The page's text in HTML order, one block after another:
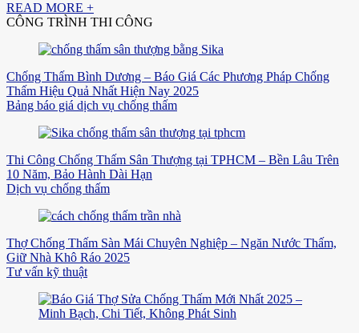
READ MORE +
CÔNG TRÌNH THI CÔNG
Chống Thấm Bình Dương – Báo Giá Các Phương Pháp Chống
Thấm Hiệu Quả Nhất Hiện Nay 2025
Bảng báo giá dịch vụ chống thấm
Thi Công Chống Thấm Sân Thượng tại TPHCM – Bền Lâu Trên
10 Năm, Bảo Hành Dài Hạn
Dịch vụ chống thấm
Thợ Chống Thấm Sàn Mái Chuyên Nghiệp – Ngăn Nước Thấm,
Giữ Nhà Khô Ráo 2025
Tư vấn kỹ thuật